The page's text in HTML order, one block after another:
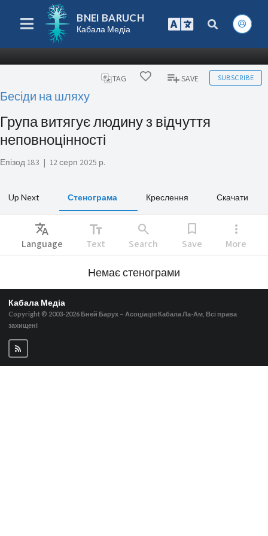
BNEI BARUCH
Кабала Медіа
TAG SAVE SUBSCRIBE
Бесіди на шляху
Група витягує людину з відчуття
неповноцінності
Епізод 183 | 12 серп 2025 р.
Up Next Стенограма Креслення Скачати
Translate
Language
text_fields
Text
search
Search
bookmark
Save
more_vert
More
Немає стенограми
Кабала Медіа
Copyright © 2003-2026 Бней Барух – Асоціація Кабала Ла-Ам, Всі права
захищені